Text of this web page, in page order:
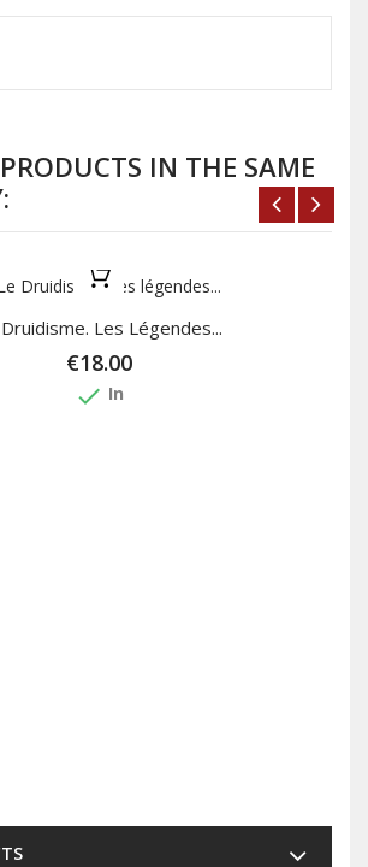
IN THE SAME
Les Légendes...
€18.00
done In